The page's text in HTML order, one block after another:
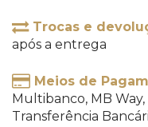
Trocas e
após a entrega
Meios de
Multibanco, MB
Transferência